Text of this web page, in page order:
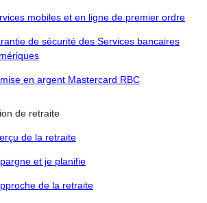
mobiles et en ligne de premier ordre
de sécurité des Services bancaires
en argent Mastercard RBC
de retraite
de la retraite
et je planifie
de la retraite